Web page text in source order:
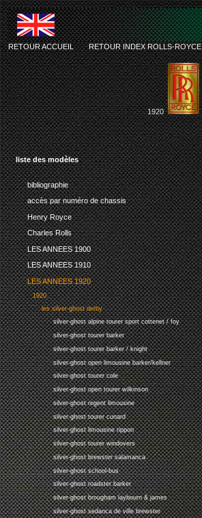
liste des modèles
bibliographie
accès par numéro de chassis
Henry Royce
Charles Rolls
LES ANNEES 1900
LES ANNEES 1910
LES ANNEES 1920
1920
les silver-ghost derby
silver-ghost alpine tourer sport cottenet / foy
silver-ghost tourer barker
silver-ghost tourer barker / knight
silver-ghost open limousine barker/kellner
silver-ghost tourer cole
silver-ghost open tourer wilkinson
silver-ghost regent limousine
silver-ghost tourer cunard
silver-ghost limousine rippon
silver-ghost tourer windovers
silver-ghost brewster salamanca
silver-ghost school-bus
silver-ghost roadster barker
silver-ghost brougham laybourn & james
silver-ghost sedanca de ville brewster
RETOUR ACCUEIL-RETOUR INDEX ROLLS-ROYCE
1920